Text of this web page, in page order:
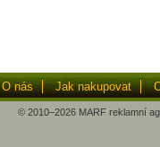
O nás Jak nakupovat
© 2010–2026 MARF reklamní